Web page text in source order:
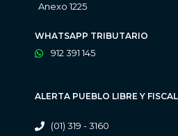
Anexo 1225
WHATSAPP TRIBUTARIO
912 391 145
ALERTA PUEBLO LIBRE Y
(01) 319 - 3160